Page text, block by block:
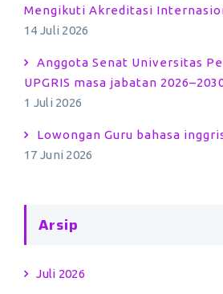
Mengikuti Akreditasi
14 Juli 2026
Anggota Senat Universitas
UPGRIS masa jabatan
1 Juli 2026
Lowongan Guru bahasa
17 Juni 2026
Arsip
Juli 2026